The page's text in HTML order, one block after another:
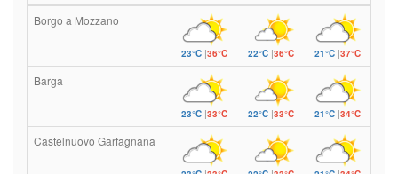
Borgo a Mozzano
23°C|36°C 22°C|36°C 21°C |37°C
Barga
23°C|33°C 22°C|33°C 21°C |34°C
Castelnuovo Garfagnana